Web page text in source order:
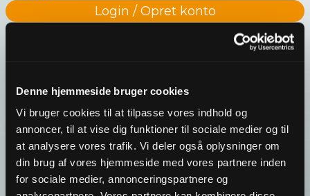
Denne hjemmeside bruger cookies
Vi bruger cookies til at tilpasse vores indhold og
annoncer, til at vise dig funktioner til sociale medier og til
at analysere vores trafik. Vi deler også oplysninger om
din brug af vores hjemmeside med vores partnere inden
for sociale medier, annonceringspartnere og
Login / Opret konto